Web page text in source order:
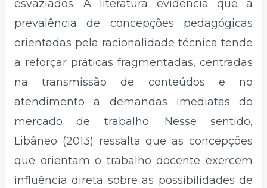
esvaziados. A literatura evidencia que a
prevalência de concepções pedagógicas
orientadas pela racionalidade técnica tende
a reforçar práticas fragmentadas, centradas
na transmissão de conteúdos e no
atendimento a demandas imediatas do
mercado de trabalho. Nesse sentido,
Libâneo (2013) ressalta que as concepções
que orientam o trabalho docente exercem
influência direta sobre as possibilidades de